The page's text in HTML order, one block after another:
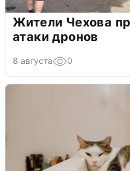
Жители Чехова
атаки дронов
8 августа 0